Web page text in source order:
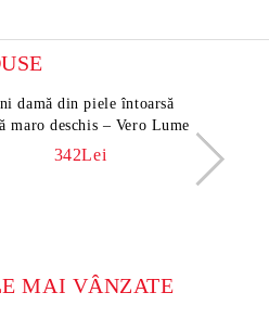
damă din piele întoarsă
maro deschis – Vero Lume
342Lei
MAI VÂNZATE